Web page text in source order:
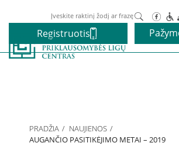
Paieška
Registruotis
Narkotikų priklausomybės gydymas
PRADŽIA
NAUJIENOS
AUGANČIO PASITIKĖJIMO METAI – 2019